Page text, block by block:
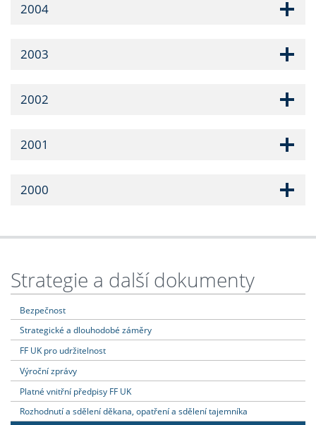
2004
2003
2002
2001
2000
Strategie a další dokumenty
Bezpečnost
Strategické a dlouhodobé záměry
FF UK pro udržitelnost
Výroční zprávy
Platné vnitřní předpisy FF UK
Rozhodnutí a sdělení děkana, opatření a sdělení tajemníka